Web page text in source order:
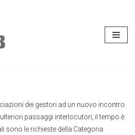
dei gestori ad un nuovo incontro.
passaggi interlocutori, il tempo è
sono le richieste della Categoria